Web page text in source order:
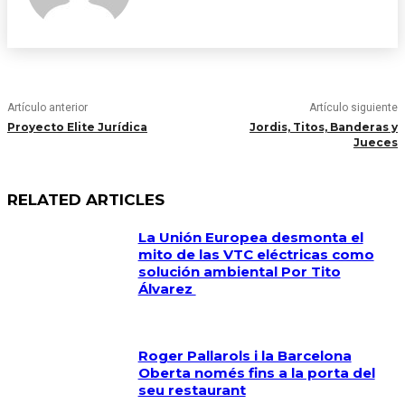
Artículo anterior
Proyecto Elite Jurídica
Artículo siguiente
Jordis, Titos, Banderas y
Jueces
RELATED ARTICLES
La Unión Europea desmonta el
mito de las VTC eléctricas como
solución ambiental Por Tito
Álvarez
Roger Pallarols i la Barcelona
Oberta només fins a la porta del
seu restaurant